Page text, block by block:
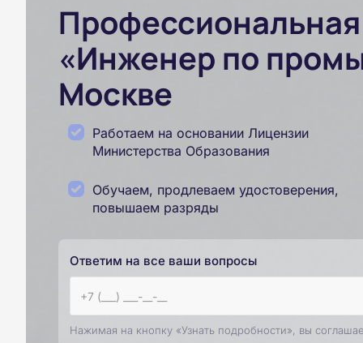
«Инженер по
Москве
Работаем на основании Лицензии
Министерства Образования
Обучаем, продлеваем удостоверения,
повышаем разряды
Ответим на все ваши вопросы
Нажимая на кнопку «Узнать подробности», вы